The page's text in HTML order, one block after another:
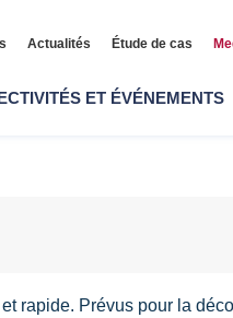
Actualités Étude de cas
ET ÉVÉNEMENTS
rapide. Prévus pour la